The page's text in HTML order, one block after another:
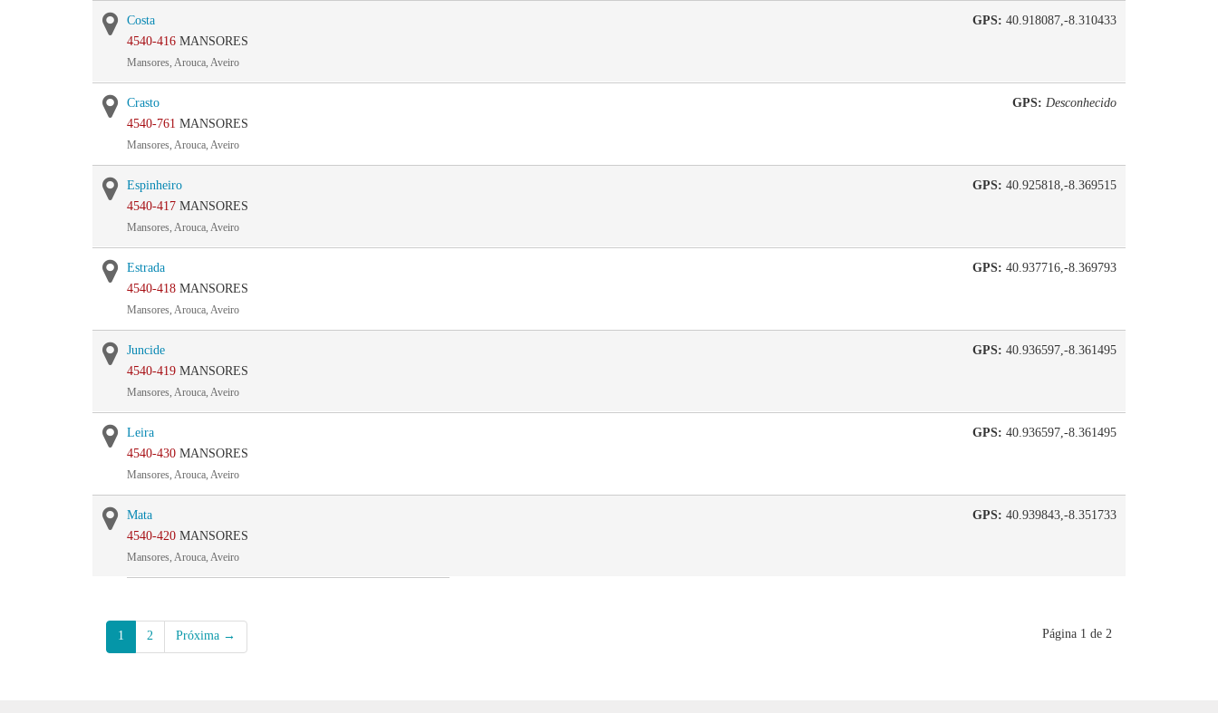
GPS: 40.918087,-8.310433
Costa
4540-416 MANSORES
Mansores, Arouca, Aveiro
GPS: Desconhecido
Crasto
4540-761 MANSORES
Mansores, Arouca, Aveiro
GPS: 40.925818,-8.369515
Espinheiro
4540-417 MANSORES
Mansores, Arouca, Aveiro
GPS: 40.937716,-8.369793
Estrada
4540-418 MANSORES
Mansores, Arouca, Aveiro
GPS: 40.936597,-8.361495
Juncide
4540-419 MANSORES
Mansores, Arouca, Aveiro
GPS: 40.936597,-8.361495
Leira
4540-430 MANSORES
Mansores, Arouca, Aveiro
GPS: 40.939843,-8.351733
Mata
4540-420 MANSORES
Mansores, Arouca, Aveiro
1 2 Próxima → Página 1 de 2